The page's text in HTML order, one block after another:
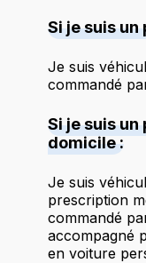
Si je suis
Je suis
commandé
Si je suis
domicile :
Je suis
prescription
commandé
accompagné
en voiture